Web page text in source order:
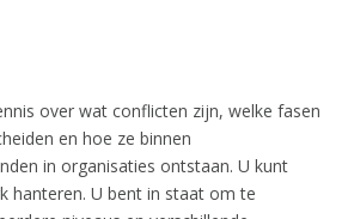
over wat conflicten zijn, welke fasen
en hoe ze binnen
in organisaties ontstaan. U kunt
hanteren. U bent in staat om te